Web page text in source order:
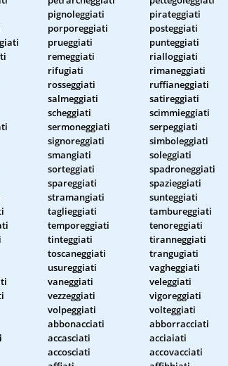
pignoleggiati pirateggiati
porporeggiati posteggiati
prueggiati punteggiati
remeggiati rialloggiati
rifugiati rimaneggiati
rosseggiati ruffianeggiati
salmeggiati satireggiati
scheggiati scimmieggiati
sermoneggiati serpeggiati
signoreggiati simboleggiati
smangiati soleggiati
sorteggiati spadroneggiati
spareggiati spazieggiati
stramangiati sunteggiati
taglieggiati tambureggiati
temporeggiati tenoreggiati
tinteggiati tiranneggiati
toscaneggiati trangugiati
usureggiati vagheggiati
vaneggiati veleggiati
vezzeggiati vigoreggiati
volpeggiati volteggiati
abbonacciati abborracciati
accasciati acciaiati
accosciati accovacciati